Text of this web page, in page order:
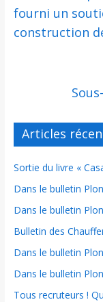
fourni un
construction
Articles
Sortie du livre «
Dans le bulletin
Dans le bulletin
Bulletin des
Dans le bulletin
Dans le bulletin
Tous recruteurs !